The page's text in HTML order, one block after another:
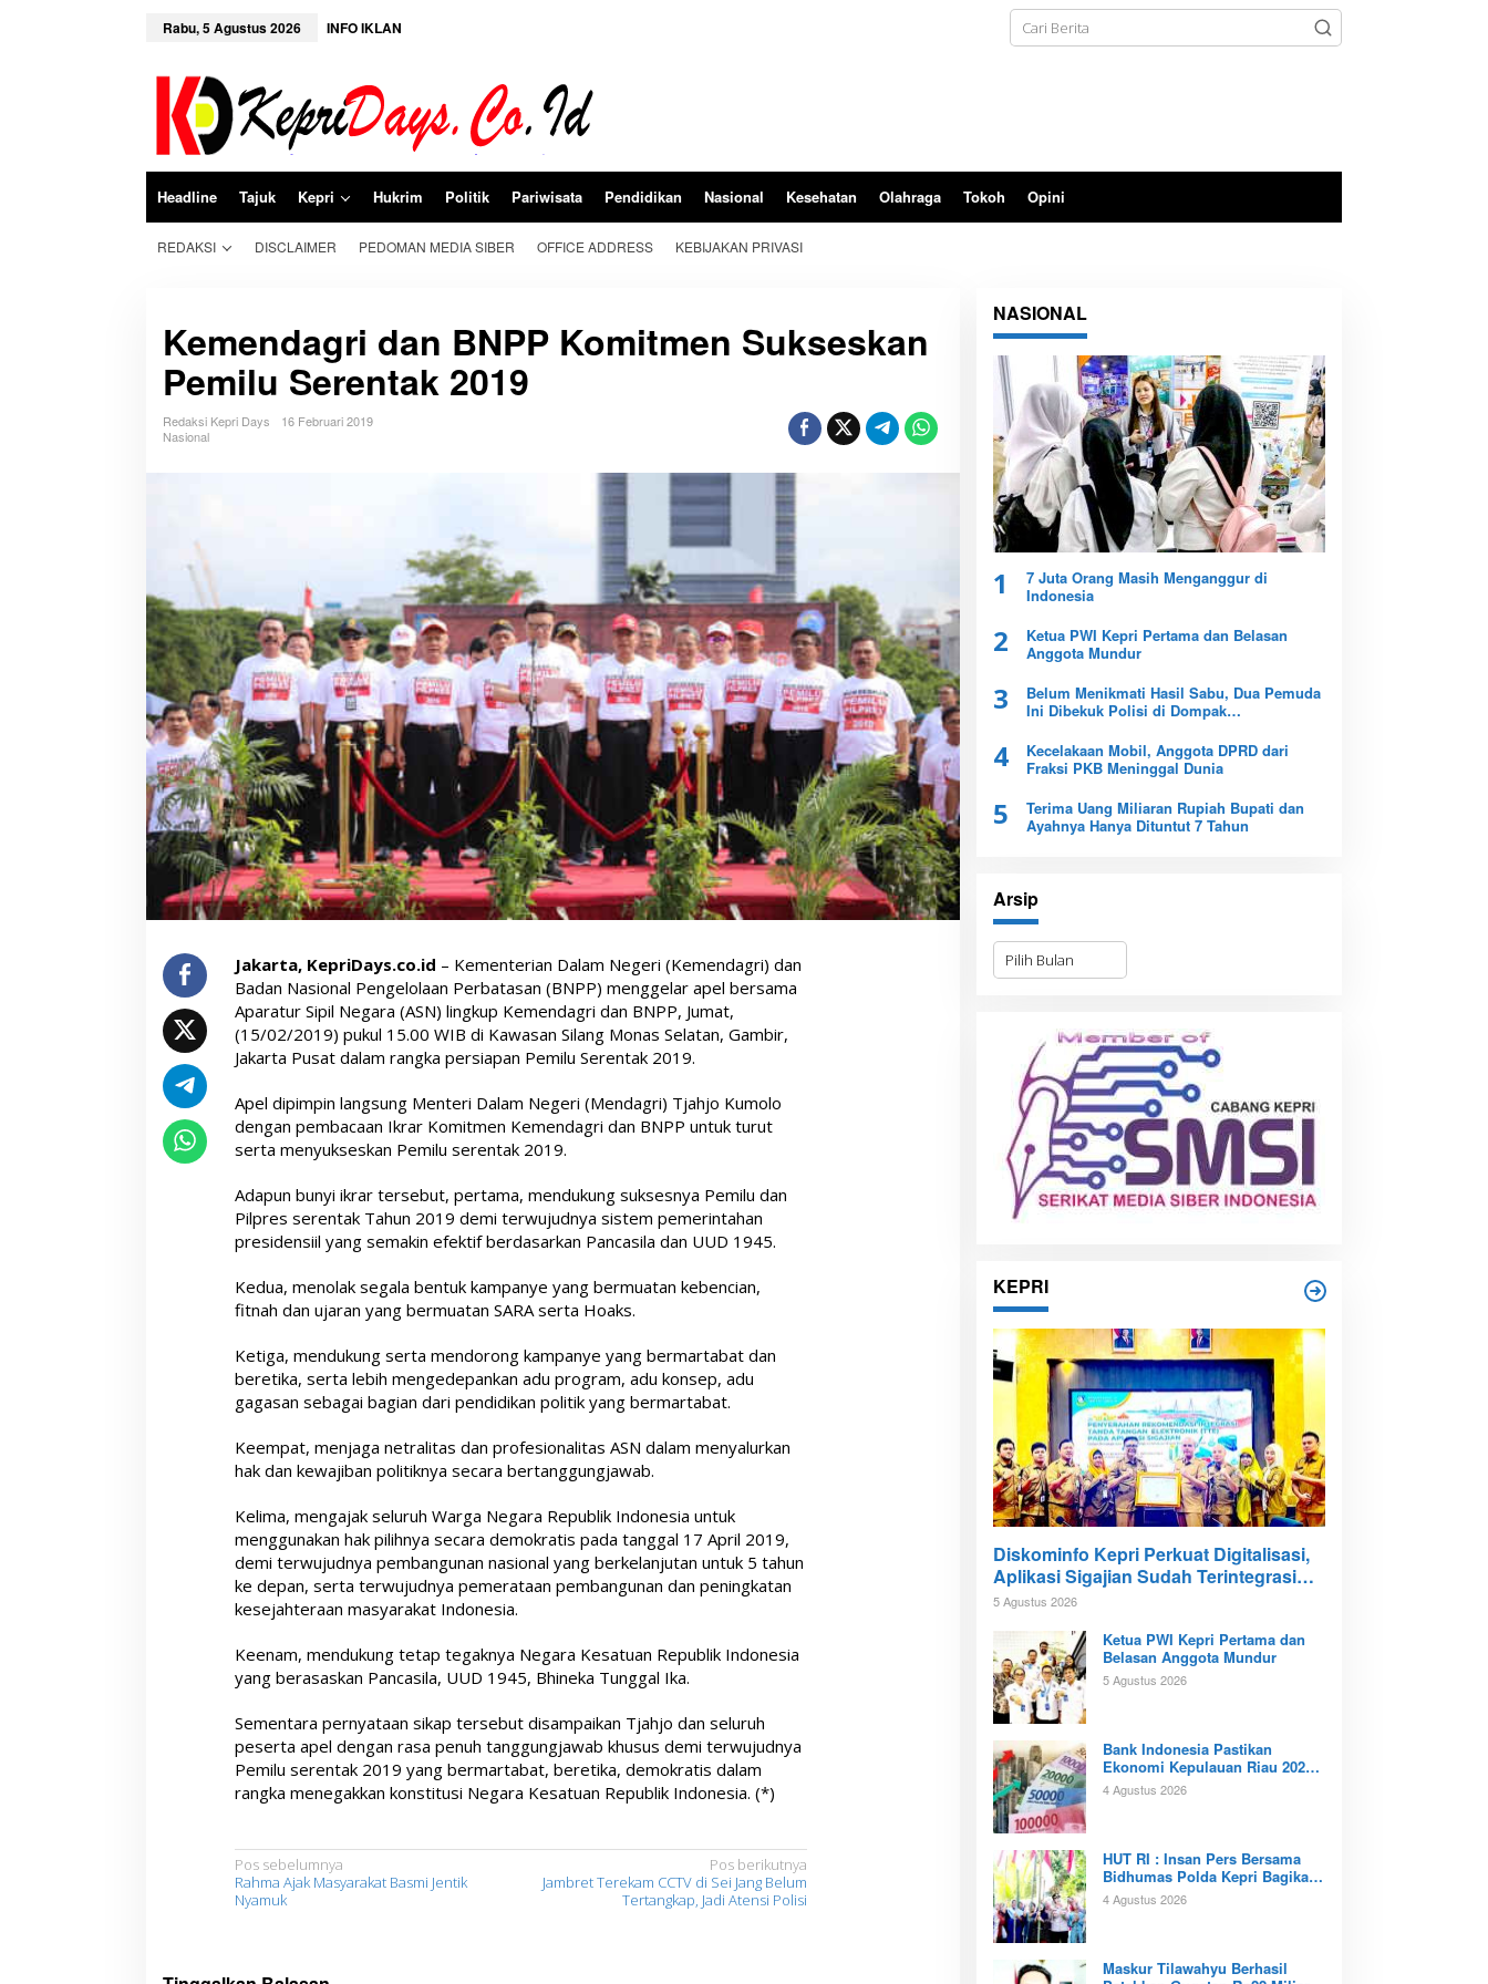
Rabu, 5 Agustus 2026 INFO IKLAN
Headline Tajuk Kepri Hukrim Politik Pariwisata Pendidikan Nasional Kesehatan Olahraga Tokoh Opini
REDAKSI DISCLAIMER PEDOMAN MEDIA SIBER OFFICE ADDRESS KEBIJAKAN PRIVASI
Kemendagri dan BNPP Komitmen Sukseskan
Pemilu Serentak 2019
Redaksi Kepri Days
16 Februari 2019
Nasional
Jakarta, KepriDays.co.id – Kementerian Dalam Negeri (Kemendagri) dan
Badan Nasional Pengelolaan Perbatasan (BNPP) menggelar apel bersama
Aparatur Sipil Negara (ASN) lingkup Kemendagri dan BNPP, Jumat,
(15/02/2019) pukul 15.00 WIB di Kawasan Silang Monas Selatan, Gambir,
Jakarta Pusat dalam rangka persiapan Pemilu Serentak 2019.
Apel dipimpin langsung Menteri Dalam Negeri (Mendagri) Tjahjo Kumolo
dengan pembacaan Ikrar Komitmen Kemendagri dan BNPP untuk turut
serta menyukseskan Pemilu serentak 2019.
Adapun bunyi ikrar tersebut, pertama, mendukung suksesnya Pemilu dan
Pilpres serentak Tahun 2019 demi terwujudnya sistem pemerintahan
presidensiil yang semakin efektif berdasarkan Pancasila dan UUD 1945.
Kedua, menolak segala bentuk kampanye yang bermuatan kebencian,
fitnah dan ujaran yang bermuatan SARA serta Hoaks.
Ketiga, mendukung serta mendorong kampanye yang bermartabat dan
beretika, serta lebih mengedepankan adu program, adu konsep, adu
gagasan sebagai bagian dari pendidikan politik yang bermartabat.
Keempat, menjaga netralitas dan profesionalitas ASN dalam menyalurkan
hak dan kewajiban politiknya secara bertanggungjawab.
Kelima, mengajak seluruh Warga Negara Republik Indonesia untuk
menggunakan hak pilihnya secara demokratis pada tanggal 17 April 2019,
demi terwujudnya pembangunan nasional yang berkelanjutan untuk 5 tahun
ke depan, serta terwujudnya pemerataan pembangunan dan peningkatan
kesejahteraan masyarakat Indonesia.
Keenam, mendukung tetap tegaknya Negara Kesatuan Republik Indonesia
yang berasaskan Pancasila, UUD 1945, Bhineka Tunggal Ika.
Sementara pernyataan sikap tersebut disampaikan Tjahjo dan seluruh
peserta apel dengan rasa penuh tanggungjawab khusus demi terwujudnya
Pemilu serentak 2019 yang bermartabat, beretika, demokratis dalam
rangka menegakkan konstitusi Negara Kesatuan Republik Indonesia. (*)
N
a
Pos sebelumnya
Rahma Ajak Masyarakat Basmi Jentik
Nyamuk
Pos berikutnya
Jambret Terekam CCTV di Sei Jang Belum
Tertangkap, Jadi Atensi Polisi
NASIONAL
1
7 Juta Orang Masih Menganggur di
Indonesia
2
Ketua PWI Kepri Pertama dan Belasan
Anggota Mundur
3
Belum Menikmati Hasil Sabu, Dua Pemuda
Ini Dibekuk Polisi di Dompak
4
Kecelakaan Mobil, Anggota DPRD dari
Fraksi PKB Meninggal Dunia
5
Terima Uang Miliaran Rupiah Bupati dan
Ayahnya Hanya Dituntut 7 Tahun
Arsip
A
s
KEPRI
Diskominfo Kepri Perkuat Digitalisasi,
Aplikasi Sigajian Sudah Terintegrasi
TTE
5 Agustus 2026
Ketua PWI Kepri Pertama dan
Belasan Anggota Mundur
5 Agustus 2026
Bank Indonesia Pastikan
Ekonomi Kepulauan Riau 2026
Tunjukan Kinerja Positif
4 Agustus 2026
‎HUT RI : Insan Pers Bersama
Bidhumas Polda Kepri Bagikan
Ratusan Bendera Merah Putih
4 Agustus 2026
Maskur Tilawahyu Berhasil